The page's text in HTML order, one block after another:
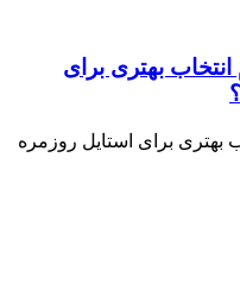
بهتری برای
بهتری برای استایل روزمره